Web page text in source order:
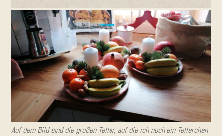
Auf dem Bild sind die gro­ßen Tel­ler, auf die ich noch ein Tel­ler­chen